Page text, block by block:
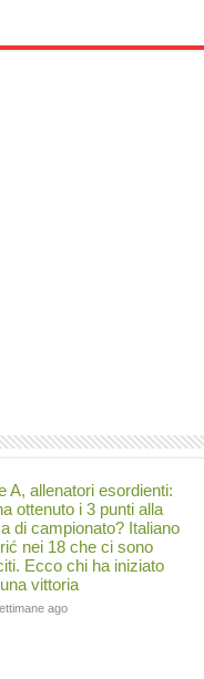
A, allenatori esordienti:
ottenuto i 3 punti alla
di campionato? Italiano
nei 18 che ci sono
Ecco chi ha iniziato
vittoria
ago